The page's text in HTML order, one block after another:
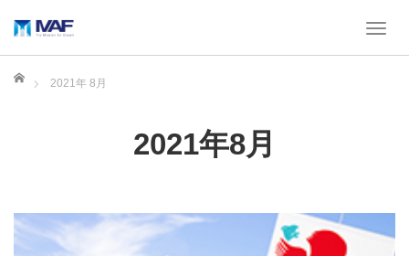
T
a
ホーム
2021年 8月
2021年8月